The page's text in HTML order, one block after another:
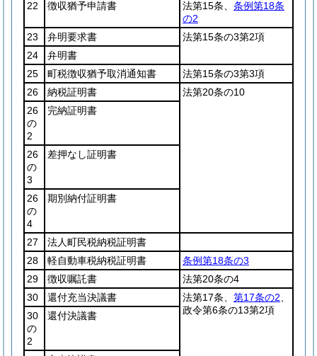
22
徴収猶予申請書 法第15条、 条例第18条
の2
23
弁明要求書
法第15条の3第2項
24
弁明書
25
町税徴収猶予取消通知書
法第15条の3第3項
26
納税証明書
法第20条の10
26
の
2
完納証明書
26
の
3
差押なし証明書
26
の
4
期別納付証明書
27
法人町民税納税証明書
28
軽自動車税納税証明書
条例第18条の3
29
徴収嘱託書
法第20条の4
30
還付充当決議書 法第17条、 第17条の2
政令第6条の13第2項
30
の
2
還付決議書